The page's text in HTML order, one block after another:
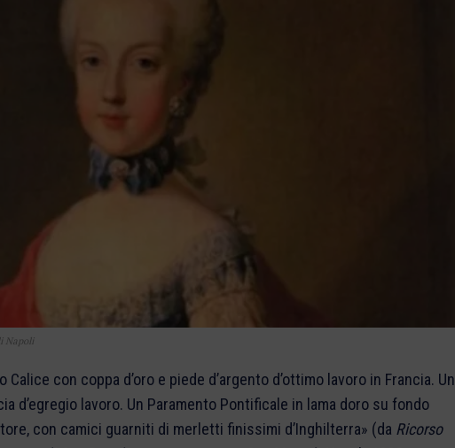
Napoli
Calice con coppa d’oro e piede d’argento d’ottimo lavoro in Francia. Un
d’egregio lavoro. Un Paramento Pontificale in lama doro su fondo
con camici guarniti di merletti finissimi d’Inghilterra» (da Ricorso